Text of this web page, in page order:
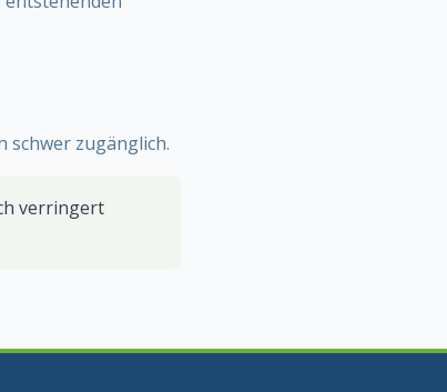
schwer zugänglich.
verringert